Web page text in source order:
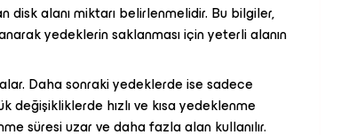
disk alanı miktarı belirlenmelidir. Bu bilgiler,
yedeklerin saklanması için yeterli alanın
Daha sonraki yedeklerde ise sadece
hızlı ve kısa yedeklenme
süresi uzar ve daha fazla alan kullanılır.